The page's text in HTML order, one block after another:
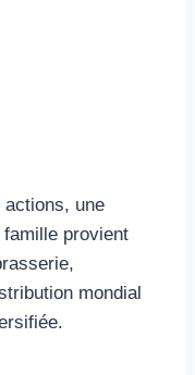
actions, une
provient
mondial